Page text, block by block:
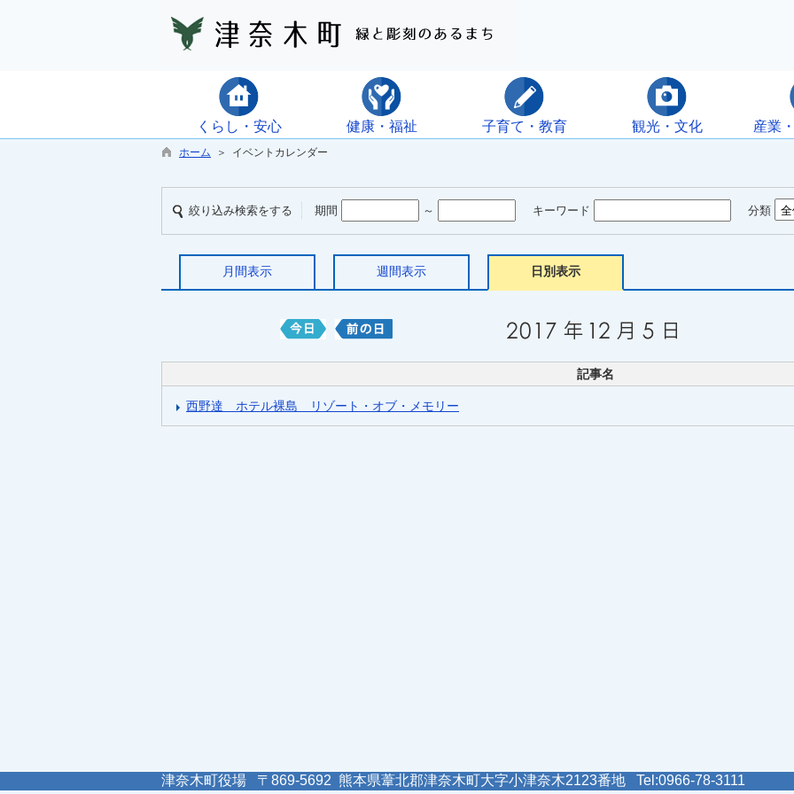
くらし・安心 健康・福祉 子育て・教育 観光・文化 産業
ホーム ＞ イベントカレンダー
絞り込み検索をする 期間 ～ キーワード 分類
月間表示 週間表示 日別表示
記事名
西野達 ホテル裸島 リゾート・オブ・メモリー
津奈木町役場 〒869-5692 熊本県葦北郡津奈木町大字小津奈木2123番地 Tel:0966-78-3111